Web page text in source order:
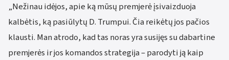
„Nežinau idėjos, apie ką mūsų premjerė įsivaizduoja
kalbėtis, ką pasiūlytų D. Trumpui. Čia reikėtų jos pačios
klausti. Man atrodo, kad tas noras yra susijęs su dabartine
premjerės ir jos komandos strategija – parodyti ją kaip